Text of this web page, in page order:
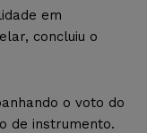
em
concluiu o
o voto do
de instrumento.